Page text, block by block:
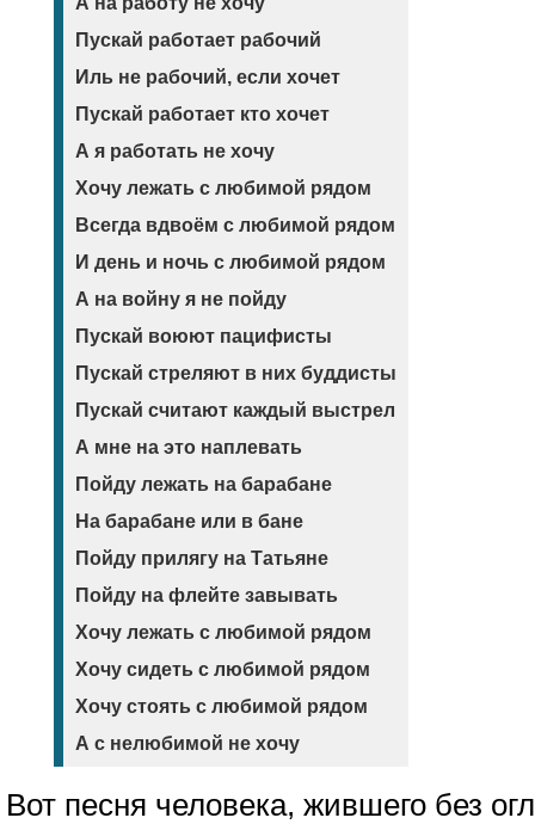
Пускай работает рабочий
Иль не рабочий, если хочет
Пускай работает кто хочет
А я работать не хочу
Хочу лежать с любимой рядом
Всегда вдвоём с любимой рядом
И день и ночь с любимой рядом
А на войну я не пойду
Пускай воюют пацифисты
Пускай стреляют в них буддисты
Пускай считают каждый выстрел
А мне на это наплевать
Пойду лежать на барабане
На барабане или в бане
Пойду прилягу на Татьяне
Пойду на флейте завывать
Хочу лежать с любимой рядом
Хочу сидеть с любимой рядом
Хочу стоять с любимой рядом
А с нелюбимой не хочу
Вот песня человека, жившего без